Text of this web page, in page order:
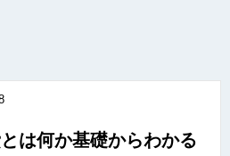
は何か基礎からわかる